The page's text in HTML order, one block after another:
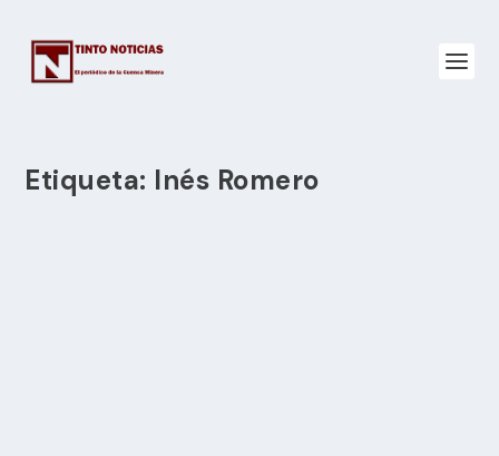
Etiqueta: Inés Romero